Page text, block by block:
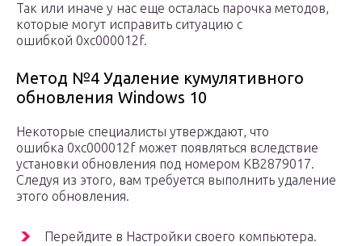
Так или иначе у нас еще осталась парочка методов,
которые могут исправить ситуацию с
ошибкой 0xc000012f.
Метод №4 Удаление кумулятивного
обновления Windows 10
Некоторые специалисты утверждают, что
ошибка 0xc000012f может появляться вследствие
установки обновления под номером KB2879017.
Следуя из этого, вам требуется выполнить удаление
этого обновления.
Перейдите в Настройки своего компьютера.